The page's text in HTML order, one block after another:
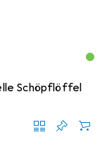
Schöpflöffel